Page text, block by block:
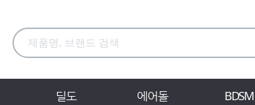
딜도 에어돌 BDSM